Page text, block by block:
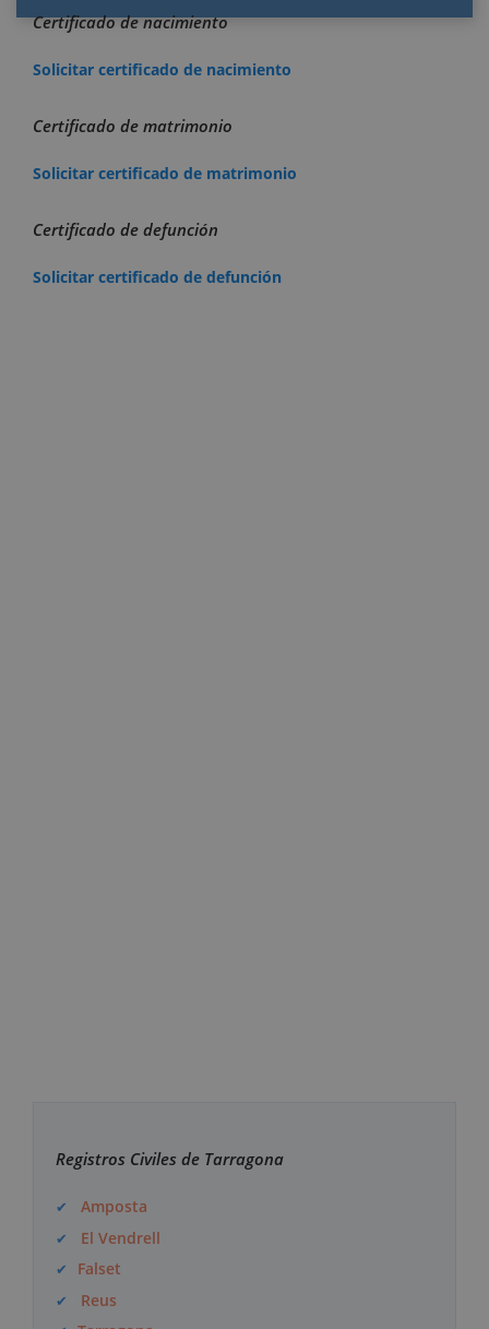
Certificado de nacimiento
Solicitar certificado de nacimiento
Certificado de matrimonio
Solicitar certificado de matrimonio
Certificado de defunción
Solicitar certificado de defunción
Registros Civiles de Tarragona
Amposta
El Vendrell
Falset
Reus